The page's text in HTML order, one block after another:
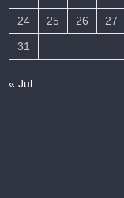
24
25 26 27
31
« Jul